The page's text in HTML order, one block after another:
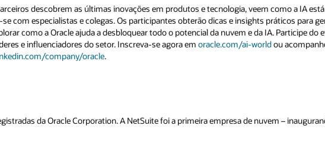
descobrem as últimas inovações em produtos e tecnologia, veem como a IA
com especialistas e colegas. Os participantes obterão dicas e insights práticos para
como a Oracle ajuda a desbloquear todo o potencial da nuvem e da IA. Participe do
e influenciadores do setor. Inscreva-se agora em oracle.com/ai-worldou
company/oracle.
da Oracle Corporation. A NetSuite foi a primeira empresa de nuvem –